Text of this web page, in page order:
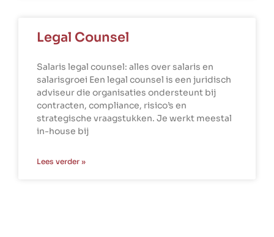
Legal Counsel
Salaris legal counsel: alles over salaris en
salarisgroei Een legal counsel is een juridisch
adviseur die organisaties ondersteunt bij
contracten, compliance, risico’s en
strategische vraagstukken. Je werkt meestal
in-house bij
Lees verder »